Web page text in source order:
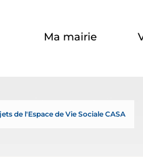
Ma mairie
de l'Espace de Vie Sociale CASA